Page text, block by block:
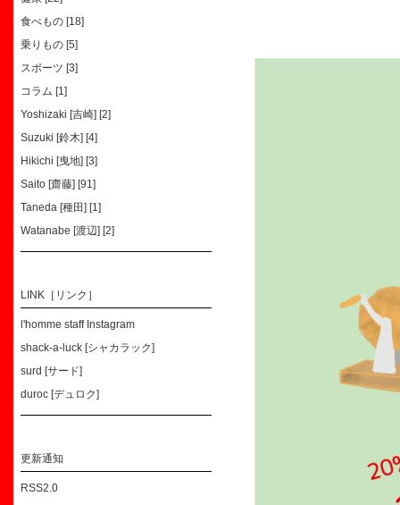
食べもの [18]
乗りもの [5]
スポーツ [3]
コラム [1]
Yoshizaki [吉崎] [2]
Suzuki [鈴木] [4]
Hikichi [曳地] [3]
Saito [齋藤] [91]
Taneda [種田] [1]
Watanabe [渡辺] [2]
LINK［リンク］
l'homme staff Instagram
shack-a-luck [シャカラック]
surd [サード]
duroc [デュロク]
更新通知
RSS2.0